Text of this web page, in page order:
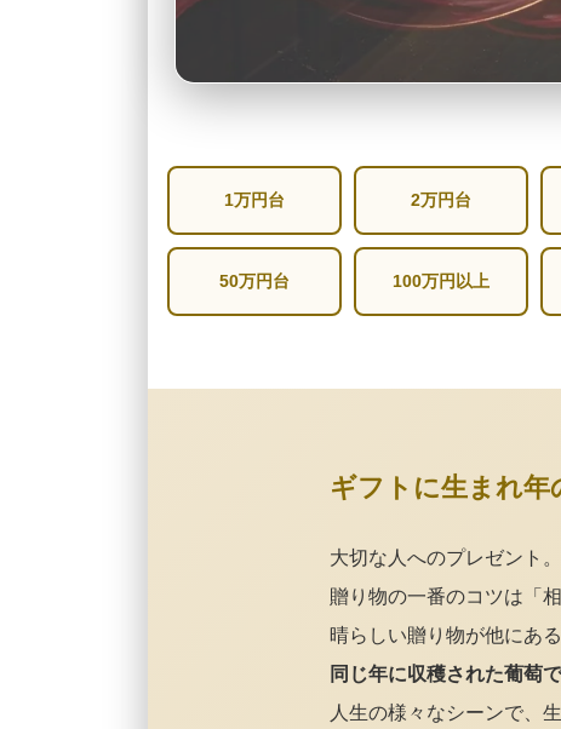
1万円台 2万円台
50万円台 100万円以上
ギフトに生まれ年
大切な人へのプレゼント
贈り物の一番のコツは「
晴らしい贈り物が他にあ
同じ年に収穫された葡萄
人生の様々なシーンで、